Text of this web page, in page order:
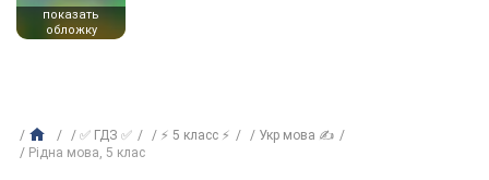
показать
обложку
✅ ГДЗ ✅ ⚡ 5 класс ⚡
Укр мова ✍
Рiдна мова, 5 клас